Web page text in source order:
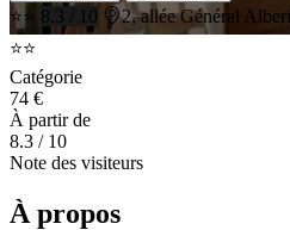
⭐⭐ 8.3 / 10
2, allée Général
⭐⭐
Catégorie
74 €
À partir de
8.3 / 10
Note des visiteurs
À propos